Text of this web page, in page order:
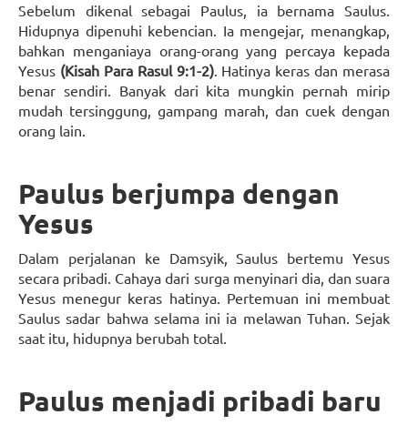
Sebelum dikenal sebagai Paulus, ia bernama Saulus.
Hidupnya dipenuhi kebencian. Ia mengejar, menangkap,
bahkan menganiaya orang-orang yang percaya kepada
Yesus (Kisah Para Rasul 9:1-2). Hatinya keras dan merasa
benar sendiri. Banyak dari kita mungkin pernah mirip
mudah tersinggung, gampang marah, dan cuek dengan
orang lain.
Paulus berjumpa dengan
Yesus
Dalam perjalanan ke Damsyik, Saulus bertemu Yesus
secara pribadi. Cahaya dari surga menyinari dia, dan suara
Yesus menegur keras hatinya. Pertemuan ini membuat
Saulus sadar bahwa selama ini ia melawan Tuhan. Sejak
saat itu, hidupnya berubah total.
Paulus menjadi pribadi baru